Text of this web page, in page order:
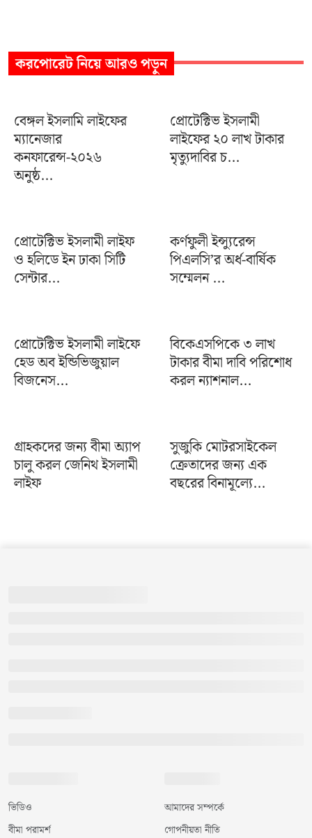
করপোরেটনিয়ে আরও পড়ুন
বেঙ্গল ইসলামি লাইফের
ম্যানেজার
কনফারেন্স-২০২৬
অনুষ্ঠ...
প্রোটেক্টিভ ইসলামী
লাইফের ২০ লাখ টাকার
মৃত্যুদাবির চ...
প্রোটেক্টিভ ইসলামী লাইফ
ও হলিডে ইন ঢাকা সিটি
সেন্টার...
কর্ণফুলী ইন্স্যুরেন্স
পিএলসি’র অর্ধ-বার্ষিক
সম্মেলন ...
প্রোটেক্টিভ ইসলামী লাইফে
হেড অব ইন্ডিভিজুয়াল
বিজনেস...
বিকেএসপিকে ৩ লাখ
টাকার বীমা দাবি পরিশোধ
করল ন্যাশনাল...
গ্রাহকদের জন্য বীমা অ্যাপ
চালু করল জেনিথ ইসলামী
লাইফ
সুজুকি মোটরসাইকেল
ক্রেতাদের জন্য এক
বছরের বিনামূল্যে...
ভিডিও
বীমা পরামর্শ
আমাদের সম্পর্কে
গোপনীয়তা নীতি